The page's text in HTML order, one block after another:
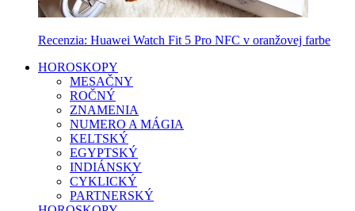
Recenzia: Huawei Watch Fit 5 Pro NFC v oranžovej farbe
HOROSKOPY
MESAČNY
ROČNÝ
ZNAMENIA
NUMERO A MÁGIA
KELTSKÝ
EGYPTSKÝ
INDIÁNSKY
CYKLICKÝ
PARTNERSKÝ